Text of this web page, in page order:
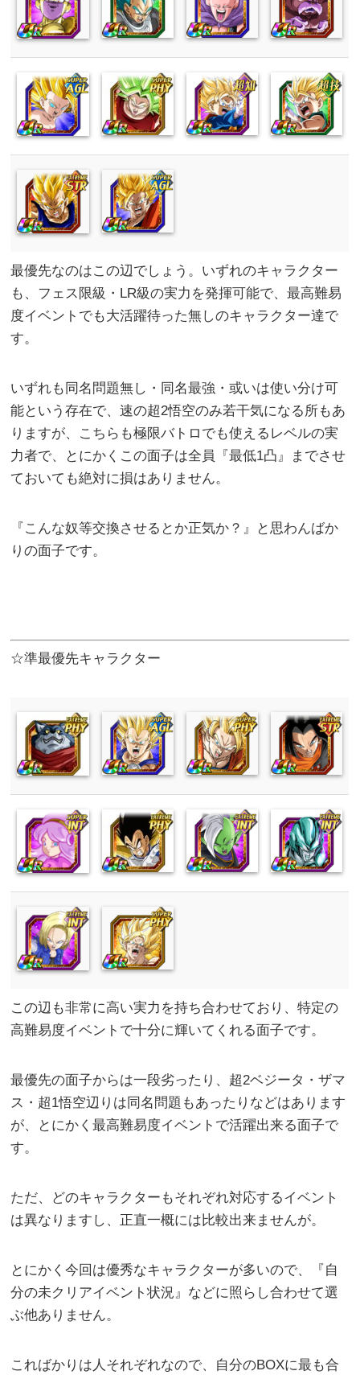
最優先なのはこの辺でしょう。いずれのキャラクター
も、フェス限級・LR級の実力を発揮可能で、最高難易
度イベントでも大活躍待った無しのキャラクター達で
す。
いずれも同名問題無し・同名最強・或いは使い分け可
能という存在で、速の超2悟空のみ若干気になる所もあ
りますが、こちらも極限バトロでも使えるレベルの実
力者で、とにかくこの面子は全員『最低1凸』までさせ
ておいても絶対に損はありません。
『こんな奴等交換させるとか正気か？』と思わんばか
りの面子です。
☆準最優先キャラクター
この辺も非常に高い実力を持ち合わせており、特定の
高難易度イベントで十分に輝いてくれる面子です。
最優先の面子からは一段劣ったり、超2ベジータ・ザマ
ス・超1悟空辺りは同名問題もあったりなどはあります
が、とにかく最高難易度イベントで活躍出来る面子で
す。
ただ、どのキャラクターもそれぞれ対応するイベント
は異なりますし、正直一概には比較出来ませんが。
とにかく今回は優秀なキャラクターが多いので、『自
分の未クリアイベント状況』などに照らし合わせて選
ぶ他ありません。
こればかりは人それぞれなので、自分のBOXに最も合